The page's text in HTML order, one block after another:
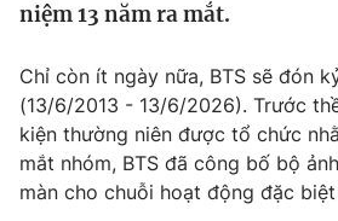
Tin tức
Thế giới đó đây
Câu chuyện quốc tế
Tài chính
Thị trường
Góc doanh nghiệp
Dữ liệu và đời sống
Truyền hình
niệm 13 năm ra mắt.
Chỉ còn ít ngày nữa, BTS sẽ đón
(13/6/2013 - 13/6/2026). Trước
kiện thường niên được tổ chức
mắt nhóm, BTS đã công bố bộ
màn cho chuỗi hoạt động đặc